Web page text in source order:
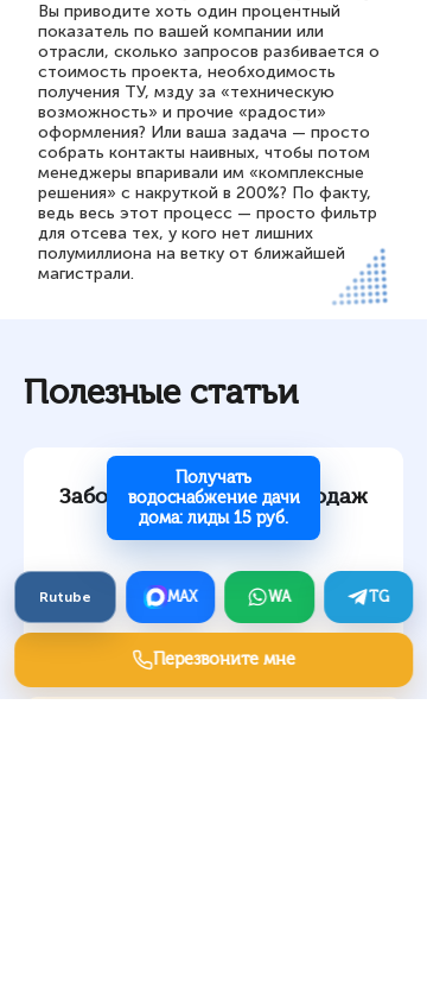
Rutube
Вы приводите хоть один процентный
показатель по вашей компании или
отрасли, сколько запросов разбивается о
стоимость проекта, необходимость
получения ТУ, мзду за «техническую
возможность» и прочие «радости»
оформления? Или ваша задача — просто
собрать контакты наивных, чтобы потом
менеджеры впаривали им «комплексные
решения» с накруткой в 200%? По факту,
ведь весь этот процесс — просто фильтр
для отсева тех, у кого нет лишних
полумиллиона на ветку от ближайшей
магистрали.
Полезные статьи
Заборы — маркетинг продаж
MAX WA TG
Перезвоните мне
Получать
водоснабжение дачи
дома: лиды 15 руб.